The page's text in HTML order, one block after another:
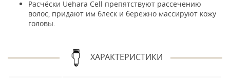
Расчёски Uehara Cell препятствуют рассечению
волос, придают им блеск и бережно массируют кожу
головы.
ХАРАКТЕРИСТИКИ